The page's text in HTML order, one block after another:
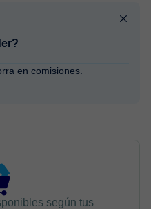
en comisiones.
según tus